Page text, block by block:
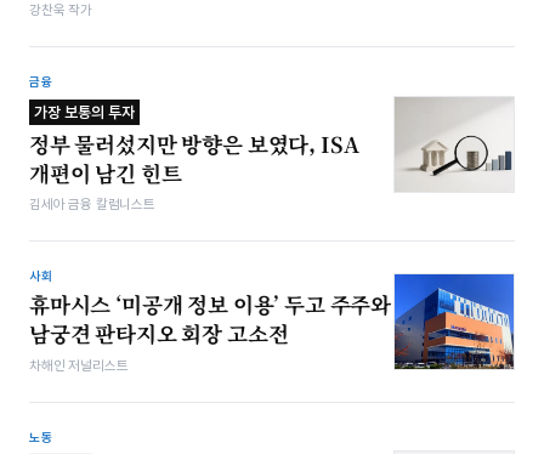
강찬욱 작가
금융
가장 보통의 투자
정부 물러섰지만 방향은 보였다, ISA
개편이 남긴 힌트
김세아 금융 칼럼니스트
사회
휴마시스 ‘미공개 정보 이용’ 두고 주주와
남궁견 판타지오 회장 고소전
차해인 저널리스트
노동